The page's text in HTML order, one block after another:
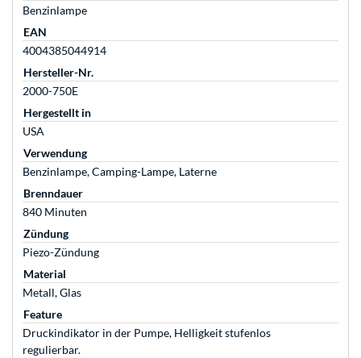
Benzinlampe
EAN
4004385044914
Hersteller-Nr.
2000-750E
Hergestellt in
USA
Verwendung
Benzinlampe, Camping-Lampe, Laterne
Brenndauer
840 Minuten
Zündung
Piezo-Zündung
Material
Metall, Glas
Feature
Druckindikator in der Pumpe, Helligkeit stufenlos
regulierbar.